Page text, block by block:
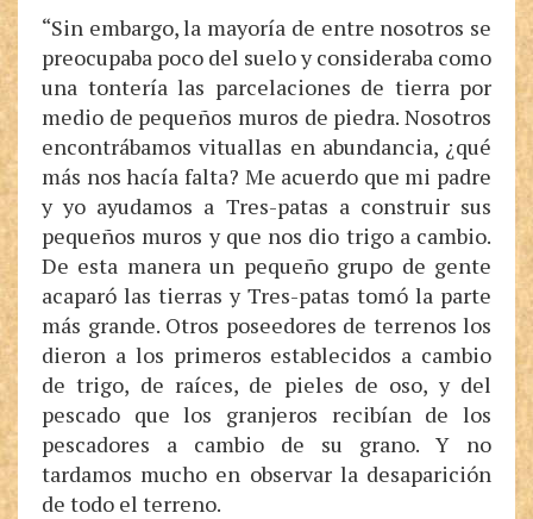
“Sin embargo, la mayoría de entre nosotros se
preocupaba poco del suelo y consideraba como
una tontería las parcelaciones de tierra por
medio de pequeños muros de piedra. Nosotros
encontrábamos vituallas en abundancia, ¿qué
más nos hacía falta? Me acuerdo que mi padre
y yo ayudamos a Tres-patas a construir sus
pequeños muros y que nos dio trigo a cambio.
De esta manera un pequeño grupo de gente
acaparó las tierras y Tres-patas tomó la parte
más grande. Otros poseedores de terrenos los
dieron a los primeros establecidos a cambio
de trigo, de raíces, de pieles de oso, y del
pescado que los granjeros recibían de los
pescadores a cambio de su grano. Y no
tardamos mucho en observar la desaparición
de todo el terreno.